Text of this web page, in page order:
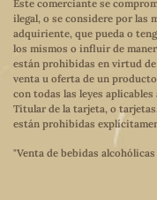
Este comerciante se
ilegal, o se considere por las
adquiriente, que pueda o
los mismos o influir de
están prohibidas en virtud de
venta u oferta de un
con todas las leyes
Titular de la tarjeta, o
están prohibidas
"Venta de bebidas